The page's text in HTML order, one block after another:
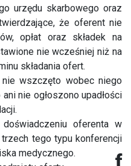
urzędu skarbowego oraz
że oferent nie
opłat oraz składek na
nie wcześniej niż na
składania ofert.
wszczęto wobec niego
nie ogłoszono upadłości
oferenta w
tego typu konferencji
medycznego.